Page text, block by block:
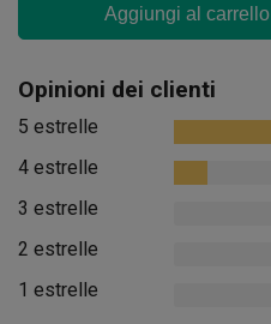
Aggiungi al carrello
Opinioni dei clienti
5 estrelle
4 estrelle
3 estrelle
2 estrelle
1 estrelle